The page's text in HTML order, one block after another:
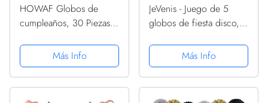
HOWAF Globos de
cumpleaños, 30 Piezas
Globos de Latex, Negro
y Oro Globos de
Confeti y 2 Cintas para
Más Info
JeVenis - Juego de 5
globos de fiesta disco,
fiebre disco, decoración
de fiesta disco de los
años 70
Más Info